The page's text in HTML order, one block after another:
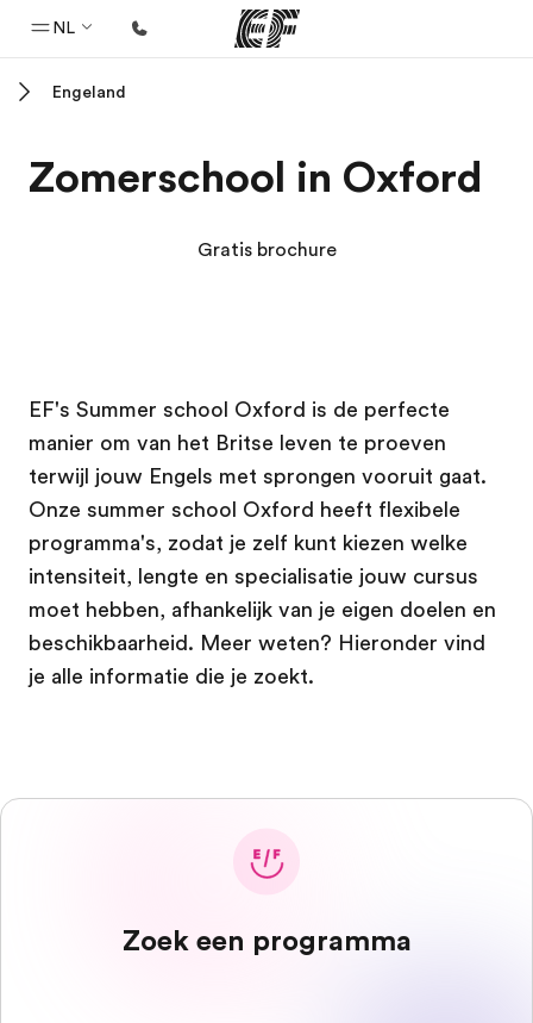
NL
Programma's
Wie wij zijn
Carrières
Kom bij ons team
Engeland
Zomerschool in Oxford
Gratis brochure
EF's Summer school Oxford is de perfecte
manier om van het Britse leven te proeven
terwijl jouw Engels met sprongen vooruit gaat.
Onze summer school Oxford heeft flexibele
programma's, zodat je zelf kunt kiezen welke
intensiteit, lengte en specialisatie jouw cursus
moet hebben, afhankelijk van je eigen doelen en
beschikbaarheid. Meer weten? Hieronder vind
je alle informatie die je zoekt.
Zoek een programma